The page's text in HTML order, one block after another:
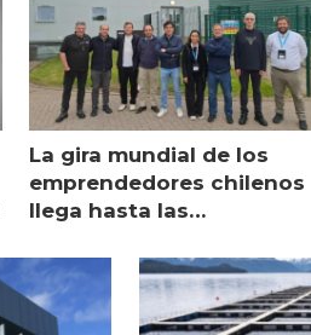
La gira mundial de los
emprendedores chilenos
llega hasta las
Escocia